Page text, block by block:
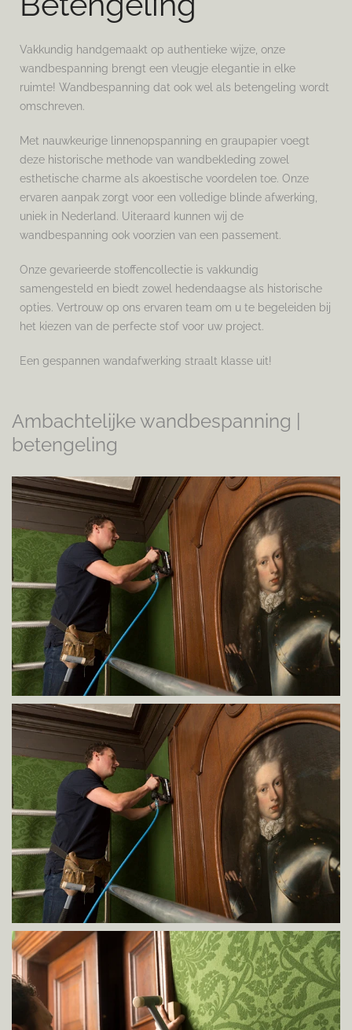
Vakkundig handgemaakt op authentieke wijze, onze
wandbespanning brengt een vleugje elegantie in elke
ruimte! Wandbespanning dat ook wel als betengeling wordt
omschreven.
Met nauwkeurige linnenopspanning en graupapier voegt
deze historische methode van wandbekleding zowel
esthetische charme als akoestische voordelen toe. Onze
ervaren aanpak zorgt voor een volledige blinde afwerking,
uniek in Nederland. Uiteraard kunnen wij de
wandbespanning ook voorzien van een passement.
Onze gevarieerde stoffencollectie is vakkundig
samengesteld en biedt zowel hedendaagse als historische
opties. Vertrouw op ons ervaren team om u te begeleiden bij
het kiezen van de perfecte stof voor uw project.
Een gespannen wandafwerking straalt klasse uit!
Ambachtelijke wandbespanning |
betengeling